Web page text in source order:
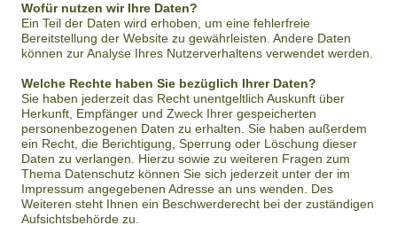
Wofür nutzen wir Ihre Daten?
Ein Teil der Daten wird erhoben, um eine fehlerfreie
Bereitstellung der Website zu gewährleisten. Andere Daten
können zur Analyse Ihres Nutzerverhaltens verwendet werden.
Welche Rechte haben Sie bezüglich Ihrer Daten?
Sie haben jederzeit das Recht unentgeltlich Auskunft über
Herkunft, Empfänger und Zweck Ihrer gespeicherten
personenbezogenen Daten zu erhalten. Sie haben außerdem
ein Recht, die Berichtigung, Sperrung oder Löschung dieser
Daten zu verlangen. Hierzu sowie zu weiteren Fragen zum
Thema Datenschutz können Sie sich jederzeit unter der im
Impressum angegebenen Adresse an uns wenden. Des
Weiteren steht Ihnen ein Beschwerderecht bei der zuständigen
Aufsichtsbehörde zu.